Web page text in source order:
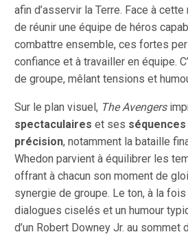
afin d’asservir la Terre. Face à
de réunir une équipe de héros
combattre ensemble, ces fortes
confiance et à travailler en équipe.
de groupe, mêlant tensions et
Sur le plan visuel, The Avengers
spectaculaires et ses
précision, notamment la bataille
Whedon parvient à équilibrer les
offrant à chacun son moment de
synergie de groupe. Le ton, à la
dialogues ciselés et un humour
d’un Robert Downey Jr. au sommet